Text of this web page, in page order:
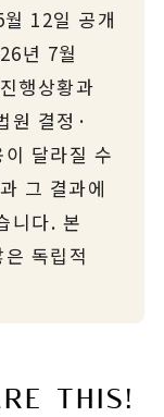
12일 공개
년 7월
행상황과
원 결정·
달라질 수
그 결과에
니다. 본
독립적
THIS!